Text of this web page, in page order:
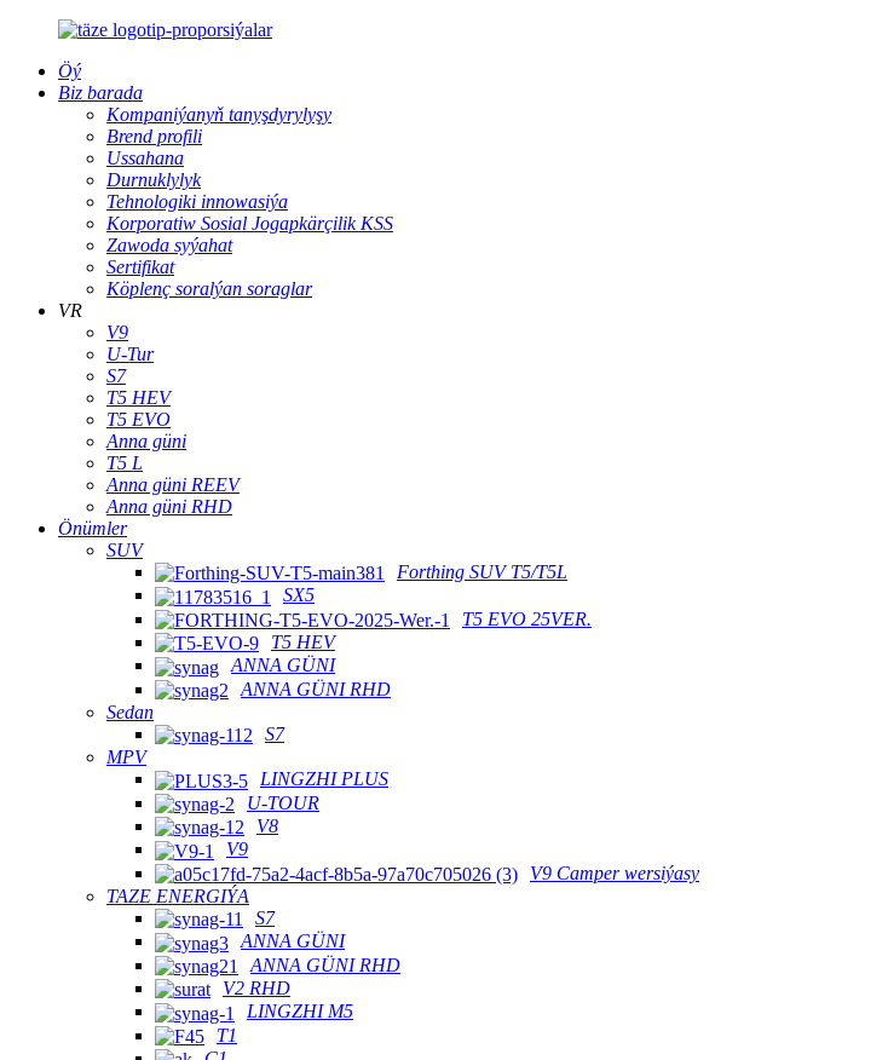
Öý
Biz barada
Kompaniýanyň tanyşdyrylyşy
Brend profili
Ussahana
Durnuklylyk
Tehnologiki innowasiýa
Korporatiw Sosial Jogapkärçilik KSS
Zawoda syýahat
Sertifikat
Köplenç soralýan soraglar
VR
V9
U-Tur
S7
T5 HEV
T5 EVO
Anna güni
T5 L
Anna güni REEV
Anna güni RHD
Önümler
SUV
Forthing SUV T5/T5L
SX5
T5 EVO 25VER.
T5 HEV
ANNA GÜNI
ANNA GÜNI RHD
Sedan
S7
MPV
LINGZHI PLUS
U-TOUR
V8
V9
V9 Camper wersiýasy
TAZE ENERGIÝA
S7
ANNA GÜNI
ANNA GÜNI RHD
V2 RHD
LINGZHI M5
T1